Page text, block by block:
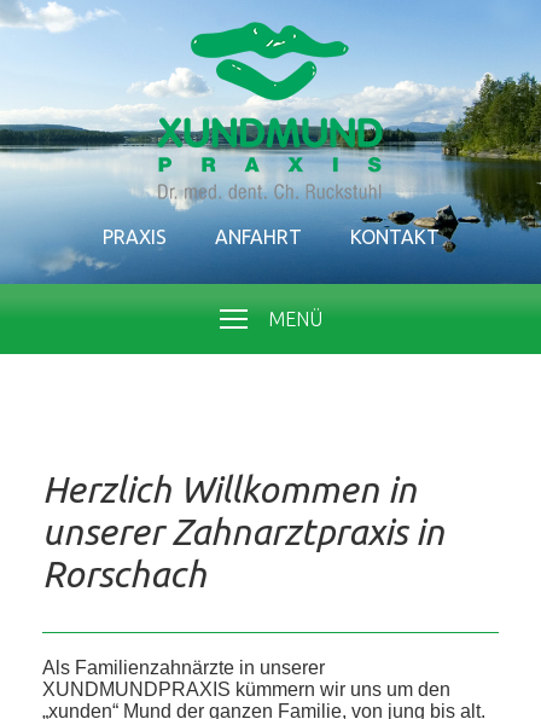
PRAXIS ANFAHRT KONTAKT
MENÜ
Herzlich Willkommen in
unserer Zahnarztpraxis in
Rorschach
Als Familienzahnärzte in unserer
XUNDMUNDPRAXIS kümmern wir uns um den
„xunden“ Mund der ganzen Familie, von jung bis alt.